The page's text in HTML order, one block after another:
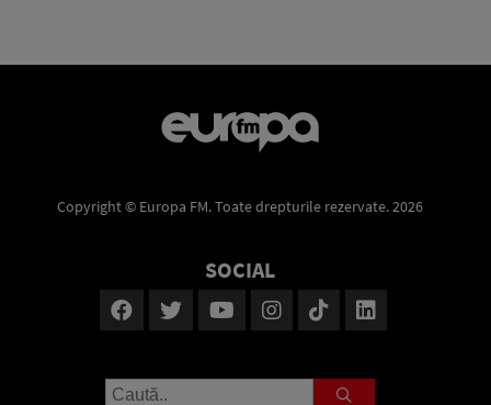
Copyright © Europa FM. Toate drepturile rezervate. 2026
SOCIAL